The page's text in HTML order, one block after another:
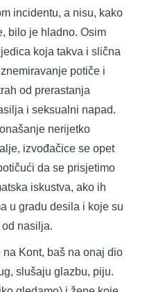
incidentu, a nisu, kako
bilo je hladno. Osim
koja takva i slična
potiče i
od prerastanja
i seksualni napad.
nerijetko
izvođačice se opet
da se prisjetimo
iskustva, ako ih
u gradu desila i koje su
nasilja.
Kont, baš na onaj dio
slušaju glazbu, piju.